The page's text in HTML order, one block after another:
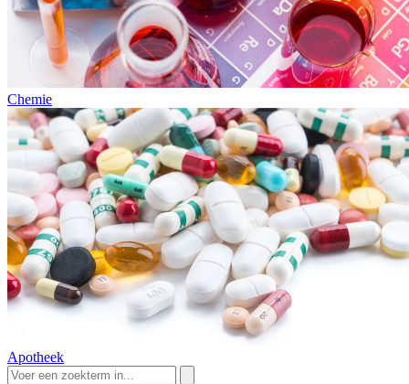
Chemie
Apotheek